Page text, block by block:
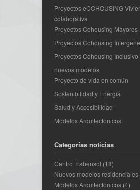
Proyectos eCOHOUSING
colaborativa
Proyectos Cohousing Mayores
Proyectos Cohousing
Proyectos Cohousing Inclusivo
nuevos modelos
Proyecto de vida en común
Sostenibilidad y Energía
Salud y Accesibilidad
Modelos Arquitectónicos
Categorías noticias
Centro Trabensol (18)
Nuevos modelos residenciales
Modelos Arquitectónicos (4)